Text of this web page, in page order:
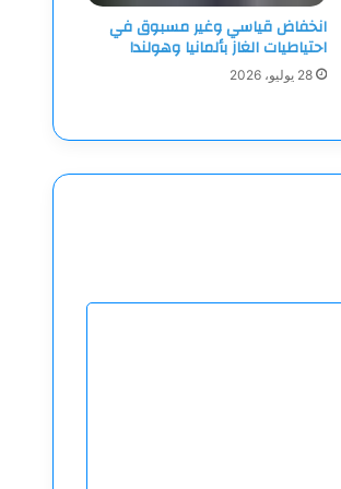
انخفاض قياسي وغير مسبوق في
احتياطيات الغاز بألمانيا وهولندا
28 يوليو، 2026